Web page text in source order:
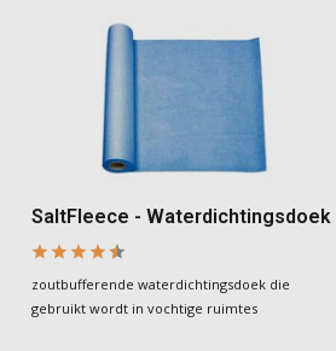
SaltFleece - Waterdichtingsdoek
zoutbufferende waterdichtingsdoek die
gebruikt wordt in vochtige ruimtes